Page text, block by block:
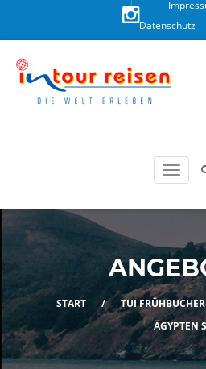
Sie uns
auf
Datenschutz
START / TUI
ÄGYPTEN